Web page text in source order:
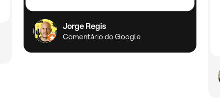
Jorge Regis
Comentário do Google